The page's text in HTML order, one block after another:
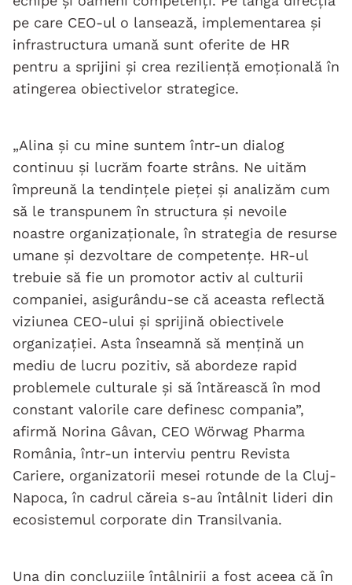
pe care CEO-ul o lansează, implementarea și
infrastructura umană sunt oferite de HR
pentru a sprijini și crea reziliență emoțională în
atingerea obiectivelor strategice.
„Alina și cu mine suntem într-un dialog
continuu și lucrăm foarte strâns. Ne uităm
împreună la tendințele pieței și analizăm cum
să le transpunem în structura și nevoile
noastre organizaționale, în strategia de resurse
umane și dezvoltare de competențe. HR-ul
trebuie să fie un promotor activ al culturii
companiei, asigurându-se că aceasta reflectă
viziunea CEO-ului și sprijină obiectivele
organizației. Asta înseamnă să mențină un
mediu de lucru pozitiv, să abordeze rapid
problemele culturale și să întărească în mod
constant valorile care definesc compania”,
afirmă Norina Gâvan, CEO Wörwag Pharma
România, într-un interviu pentru Revista
Cariere, organizatorii mesei rotunde de la Cluj-
Napoca, în cadrul căreia s-au întâlnit lideri din
ecosistemul corporate din Transilvania.
Una din concluziile întâlnirii a fost aceea că în